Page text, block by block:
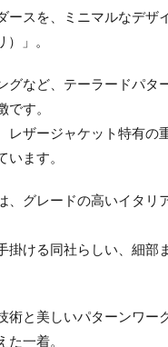
ースを、ミニマルなデザ
）」。
グなど、テーラードパタ
です。
レザージャケット特有の
います。
、グレードの高いイタリ
掛ける同社らしい、細部
術と美しいパターンワー
た一着。